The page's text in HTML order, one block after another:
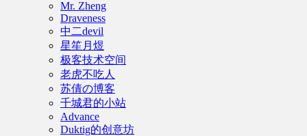
Mr. Zheng
Draveness
中二devil
星笙月煜
极客技术空间
老虎不吃人
苏倩の博客
千城君的小站
Advance
Duktig的创意坊